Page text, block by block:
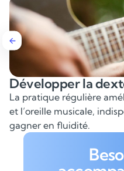
Développer la
La pratique régulière
et l’oreille musicale,
gagner en fluidité.